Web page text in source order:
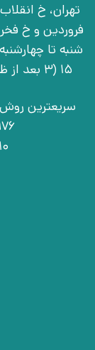
15 (3 بعد از ظهر) - قبل از تشریف آوردن تماس بگیرید
سریعترین
021-66410976 | 09030925756
10 صبح الی 15 (3 بعد از ظهر)